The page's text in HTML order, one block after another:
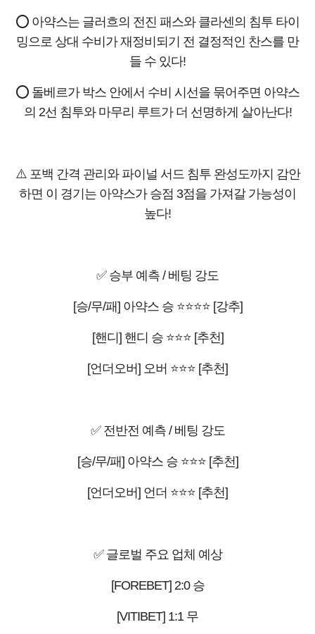
⭕ 아약스는 글러흐의 전진 패스와 클라센의 침투 타이
밍으로 상대 수비가 재정비되기 전 결정적인 찬스를 만
들 수 있다!
⭕ 돌베르가 박스 안에서 수비 시선을 묶어주면 아약스
의 2선 침투와 마무리 루트가 더 선명하게 살아난다!
⚠️ 포백 간격 관리와 파이널 서드 침투 완성도까지 감안
하면 이 경기는 아약스가 승점 3점을 가져갈 가능성이
높다!
✅ 승부 예측 / 베팅 강도
[승/무/패] 아약스 승 ⭐⭐⭐⭐ [강추]
[핸디] 핸디 승 ⭐⭐⭐ [추천]
[언더오버] 오버 ⭐⭐⭐ [추천]
✅ 전반전 예측 / 베팅 강도
[승/무/패] 아약스 승 ⭐⭐⭐ [추천]
[언더오버] 언더 ⭐⭐⭐ [추천]
✅ 글로벌 주요 업체 예상
[FOREBET] 2:0 승
[VITIBET] 1:1 무